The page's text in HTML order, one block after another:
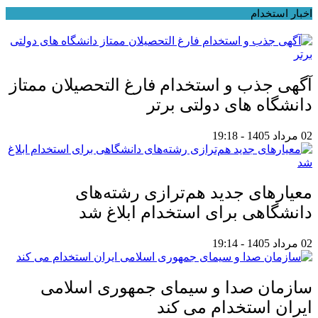
اخبار استخدام
آگهی جذب و استخدام فارغ التحصیلان ممتاز
دانشگاه های دولتی برتر
02 مرداد 1405 - 19:18
معیار‌های جدید هم‌ترازی رشته‌های
دانشگاهی برای استخدام ابلاغ شد
02 مرداد 1405 - 19:14
سازمان صدا و سیمای جمهوری اسلامی
ایران استخدام می کند